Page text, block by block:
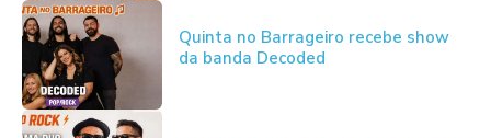
Quinta no Barrageiro recebe show
da banda Decoded